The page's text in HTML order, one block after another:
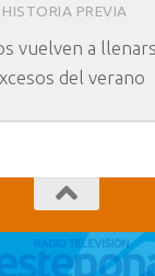
HISTORIA PREVIA
vuelven a
del verano